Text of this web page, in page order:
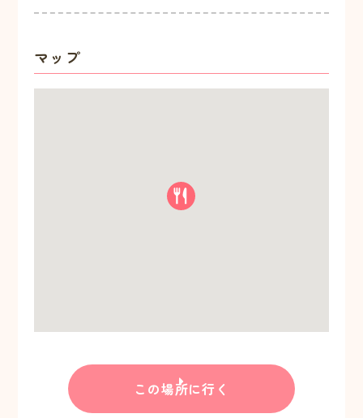
マップ
この場所に行く